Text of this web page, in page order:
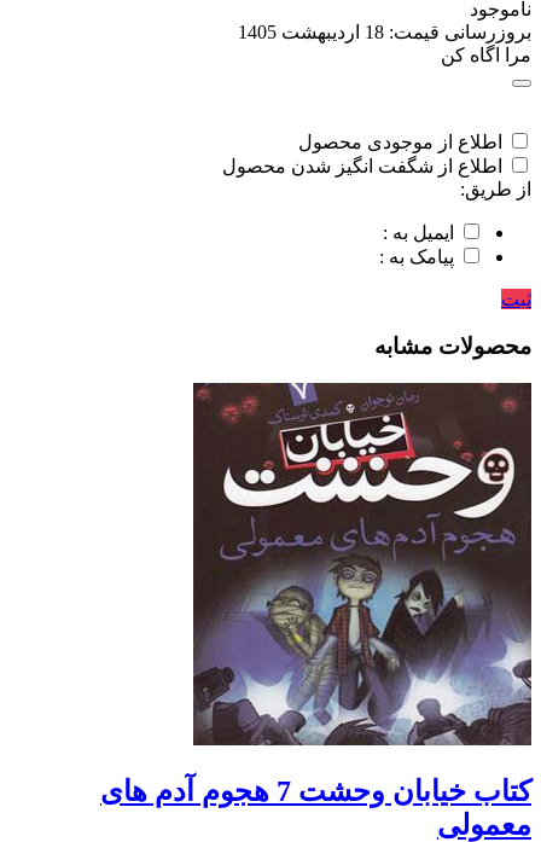
ناموجود
بروزرسانی قیمت: 18 اردیبهشت 1405
مرا اگاه کن
اطلاع از موجودی محصول
اطلاع از شگفت انگیز شدن محصول
از طریق:
ایمیل به :
پیامک به :
ثبت
محصولات مشابه
کتاب خیابان وحشت 7 هجوم آدم های
معمولی